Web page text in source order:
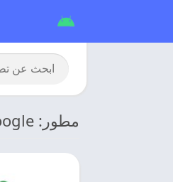
مطور: Google